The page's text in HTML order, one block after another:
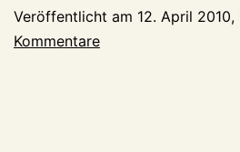
Veröffentlicht am 12. April 2010,
Kommentare